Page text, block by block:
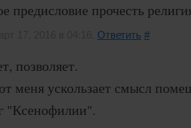
предисловие прочесть
Ответить #
позволяет.
меня ускользает смысл
"Ксенофилии".